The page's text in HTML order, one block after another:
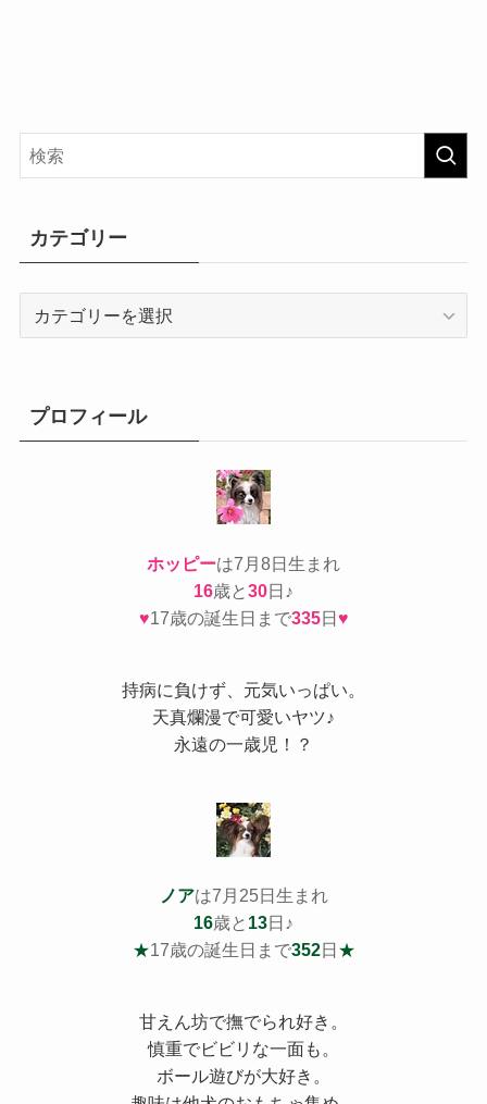
カテゴリー
ープロフィール
ホッピーは7月8日生まれ
16歳と30日♪
♥17歳の誕生日まで335日♥
持病に負けず、元気いっぱい。
天真爛漫で可愛いヤツ♪
永遠の一歳児！？
ノアは7月25日生まれ
16歳と 13日♪
★17歳の誕生日まで352日 ★
甘えん坊で撫でられ好き。
慎重でビビリな一面も。
ボール遊びが大好き。